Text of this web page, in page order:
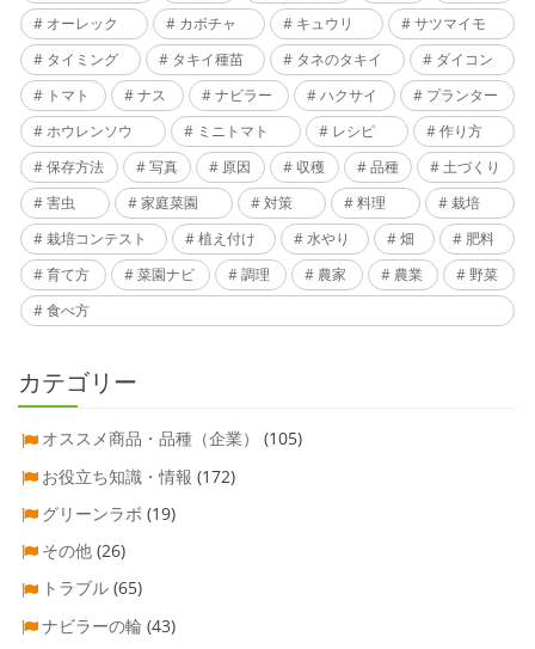
オーレック
カボチャ キュウリ
サツマイモ
タイミング
タキイ種苗 タネのタキイ
ダイコン
トマト
ナス ナビラー ハクサイ
プランター
ホウレンソウ
ミニトマト レシピ
作り方
保存方法
写真 原因 収穫 品種
土づくり
害虫
家庭菜園 対策 料理
栽培
栽培コンテスト
植え付け 水やり 畑
肥料
育て方
菜園ナビ 調理 農家 農業
野菜
食べ方
カテゴリー
オススメ商品・品種（企業）
(105)
お役立ち知識・情報 (172)
グリーンラボ (19)
その他 (26)
トラブル (65)
ナビラーの輪 (43)